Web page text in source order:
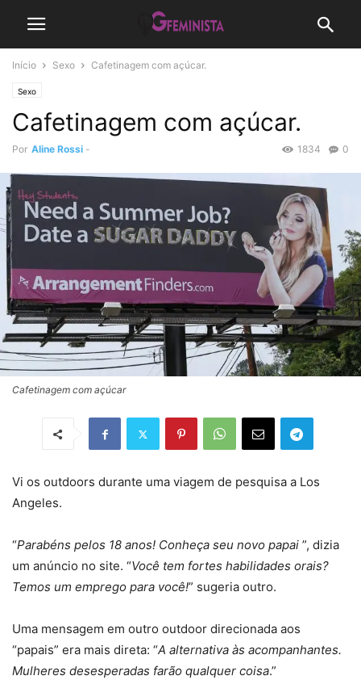
Início Sexo Cafetinagem com açúcar.
Sexo
Cafetinagem com açúcar.
Por Aline Rossi - 0
1834
Cafetinagem com açúcar
Vi os outdoors durante uma viagem de pesquisa a Los
Angeles.
“Parabéns pelos 18 anos! Conheça seu novo papai ”, dizia
um anúncio no site. “Você tem fortes habilidades orais?
Temos um emprego para você!” sugeria outro.
Uma mensagem em outro outdoor direcionada aos
“papais” era mais direta: “A alternativa às acompanhantes.
Mulheres desesperadas farão qualquer coisa.”